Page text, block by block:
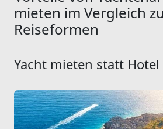
mieten im Vergleich
Reiseformen
Yacht mieten statt